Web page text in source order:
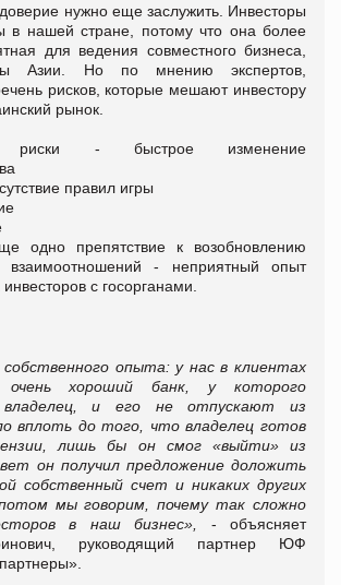
доверие нужно еще заслужить. Инвесторы
в нашей стране, потому что она более
для ведения совместного бизнеса,
Азии. Но по мнению экспертов,
рисков, которые мешают инвестору
рынок.
риски - быстрое изменение
правил игры
одно препятствие к возобновлению
взаимоотношений - неприятный опыт
с госорганами.
опыта: у нас в клиентах
очень хороший банк, у которого
владелец, и его не отпускают из
вплоть до того, что владелец готов
лишь бы он смог «выйти» из
он получил предложение доложить
собственный счет и никаких других
мы говорим, почему так сложно
в наш бизнес»,
- объясняет
руководящий партнер ЮФ